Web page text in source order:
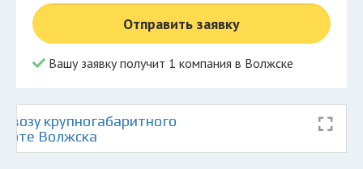
Отправить заявку
Вашу заявку получит 1 компания в Волжске
крупногабаритного
Волжска